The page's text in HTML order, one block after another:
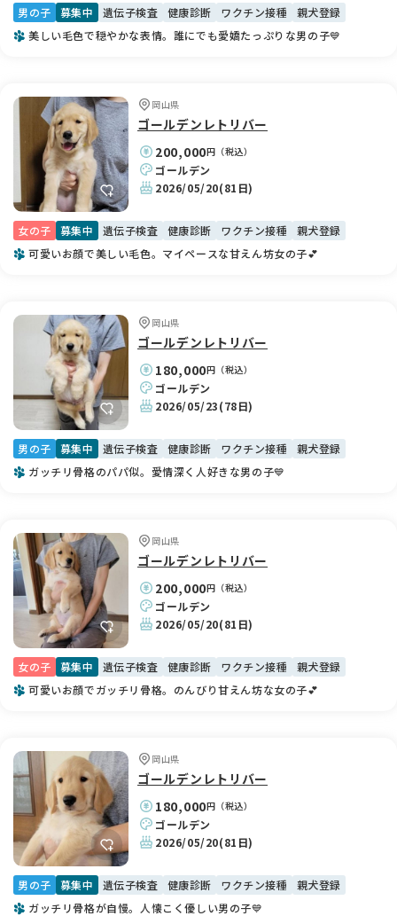
男の子 募集中 遺伝子検査 健康診断 ワクチン接種
親犬登録
美しい毛色で穏やかな表情。誰にでも愛嬌たっぷりな男の子💙
岡山県
ゴールデンレトリバー
200,000円（税込）
ゴールデン
2026/05/20(81日)
女の子 募集中 遺伝子検査 健康診断 ワクチン接種
親犬登録
可愛いお顔で美しい毛色。マイペースな甘えん坊女の子💕
岡山県
ゴールデンレトリバー
180,000円（税込）
ゴールデン
2026/05/23(78日)
男の子 募集中 遺伝子検査 健康診断 ワクチン接種
親犬登録
ガッチリ骨格のパパ似。愛情深く人好きな男の子💙
岡山県
ゴールデンレトリバー
200,000円（税込）
ゴールデン
2026/05/20(81日)
女の子 募集中 遺伝子検査 健康診断 ワクチン接種
親犬登録
可愛いお顔でガッチリ骨格。のんびり甘えん坊な女の子💕
岡山県
ゴールデンレトリバー
180,000円（税込）
ゴールデン
2026/05/20(81日)
男の子 募集中 遺伝子検査 健康診断 ワクチン接種
親犬登録
ガッチリ骨格が自慢。人懐こく優しい男の子💙